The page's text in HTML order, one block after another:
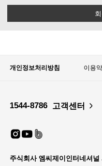
개인정보처리방침 이용
1544-8786 고객센터
주식회사 엠씨제이인터네셔널